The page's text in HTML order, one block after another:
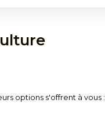
options s'offrent à vous :